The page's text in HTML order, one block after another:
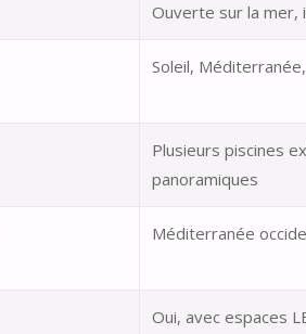
Ouverte sur la mer,
Soleil,
Plusieurs piscines
panoramiques
Méditerranée
Oui, avec espaces